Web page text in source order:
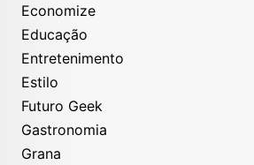
Economize
Educação
Entretenimento
Estilo
Futuro Geek
Gastronomia
Grana